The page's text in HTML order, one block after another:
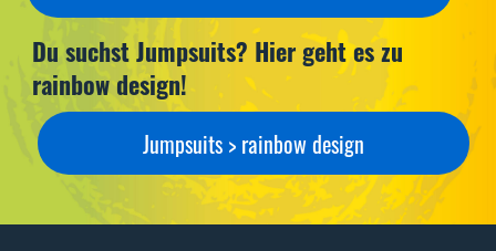
Du suchst Jumpsuits? Hier geht es zu
rainbow design!
Jumpsuits > rainbow design